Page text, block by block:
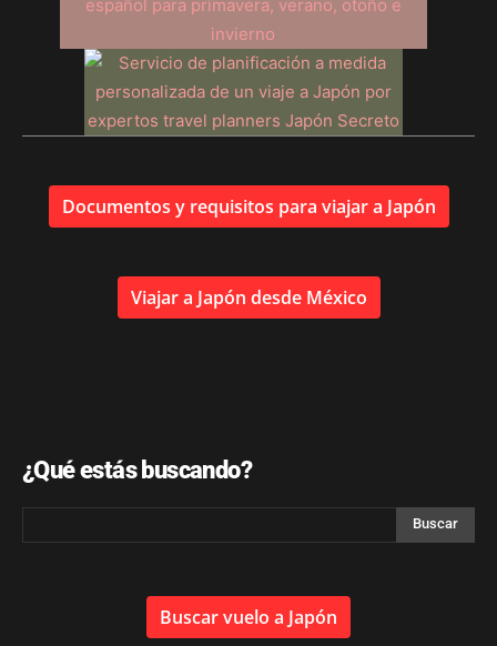
Documentos y requisitos para viajar a Japón
Viajar a Japón desde México
¿Qué estás buscando?
Buscar vuelo a Japón